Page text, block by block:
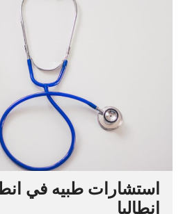
استشارات طبيه في
انطاليا